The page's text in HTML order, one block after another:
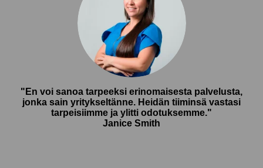
"En voi sanoa tarpeeksi erinomaisesta palvelusta,
jonka sain yritykseltänne. Heidän tiiminsä vastasi
tarpeisiimme ja ylitti odotuksemme."
Janice Smith